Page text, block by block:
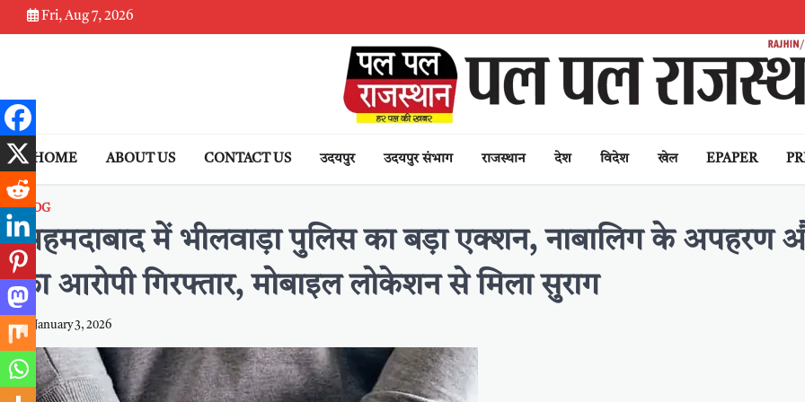
Skip
to
Fri, Aug 7, 2026
HOME ABOUT US CONTACT US उदयपुर उदयपुर संभाग राजस्थान देश विदेश खेल EPAPER
BLOG
अहमदाबाद में भीलवाड़ा पुलिस का बड़ा एक्शन, नाबालिग के अपहरण
का आरोपी गिरफ्तार, मोबाइल लोकेशन से मिला सुराग
January 3, 2026